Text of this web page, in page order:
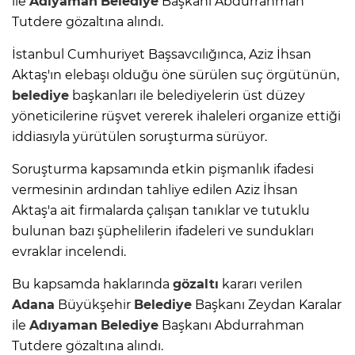
Tutdere gözaltına alındı.
İstanbul Cumhuriyet Başsavcılığınca, Aziz İhsan
Aktaş'ın elebaşı olduğu öne sürülen suç örgütünün,
belediye başkanları ile belediyelerin üst düzey
yöneticilerine rüşvet vererek ihaleleri organize ettiği
iddiasıyla yürütülen soruşturma sürüyor.
Soruşturma kapsamında etkin pişmanlık ifadesi
vermesinin ardından tahliye edilen Aziz İhsan
Aktaş'a ait firmalarda çalışan tanıklar ve tutuklu
bulunan bazı şüphelilerin ifadeleri ve sundukları
evraklar incelendi.
Bu kapsamda haklarında gözaltı kararı verilen
Adana Büyükşehir Belediye Başkanı Zeydan Karalar
ile Adıyaman Belediye Başkanı Abdurrahman
Tutdere gözaltına alındı.